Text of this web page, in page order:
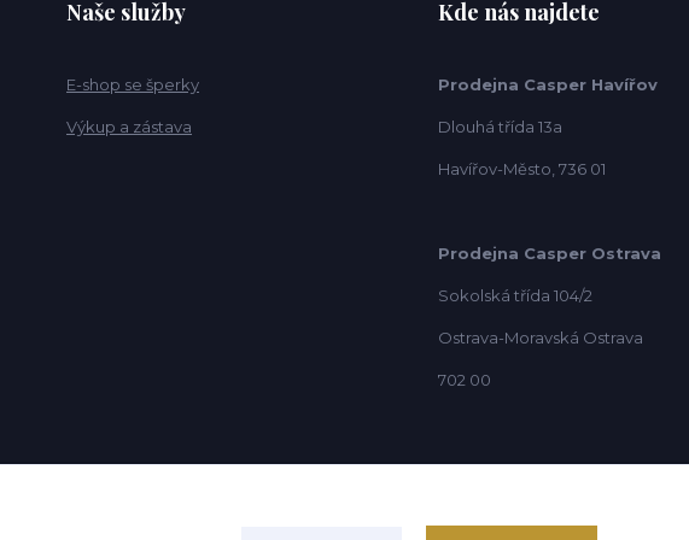
Naše služby
E-shop se šperky
Výkup a zástava
Kde nás najdete
Prodejna Casper Havířov
Dlouhá třída 13a
Havířov-Město, 736 01
Prodejna Casper Ostrava
Sokolská třída 104/2
Ostrava-Moravská Ostrava
702 00